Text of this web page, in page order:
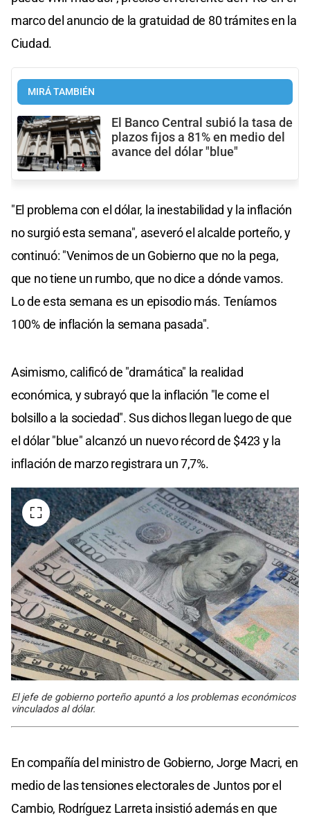
marco del anuncio de la gratuidad de 80 trámites en la
Ciudad.
MIRÁ TAMBIÉN
El Banco Central subió la tasa de
plazos fijos a 81% en medio del
avance del dólar "blue"
"El problema con el dólar, la inestabilidad y la inflación
no surgió esta semana", aseveró el alcalde porteño, y
continuó: "Venimos de un Gobierno que no la pega,
que no tiene un rumbo, que no dice a dónde vamos.
Lo de esta semana es un episodio más. Teníamos
100% de inflación la semana pasada".
Asimismo, calificó de "dramática" la realidad
económica, y subrayó que la inflación "le come el
bolsillo a la sociedad". Sus dichos llegan luego de que
el dólar "blue" alcanzó un nuevo récord de $423 y la
inflación de marzo registrara un 7,7%.
El jefe de gobierno porteño apuntó a los problemas económicos
vinculados al dólar.
En compañía del ministro de Gobierno, Jorge Macri, en
medio de las tensiones electorales de Juntos por el
Cambio, Rodríguez Larreta insistió además en que